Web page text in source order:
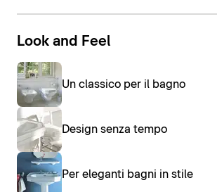
Look and Feel
Un classico per il bagno
Design senza tempo
Per eleganti bagni in stile